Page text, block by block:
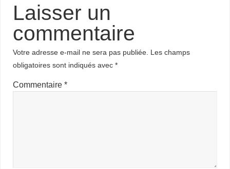
Laisser un
commentaire
Votre adresse e-mail ne sera pas publiée. Les champs
obligatoires sont indiqués avec*
Commentaire*